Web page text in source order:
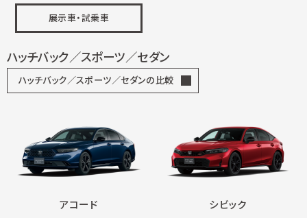
展示車・試乗車
ハッチバック／スポーツ／セダン
ハッチバック／スポーツ／セダンの比較
アコード シビック